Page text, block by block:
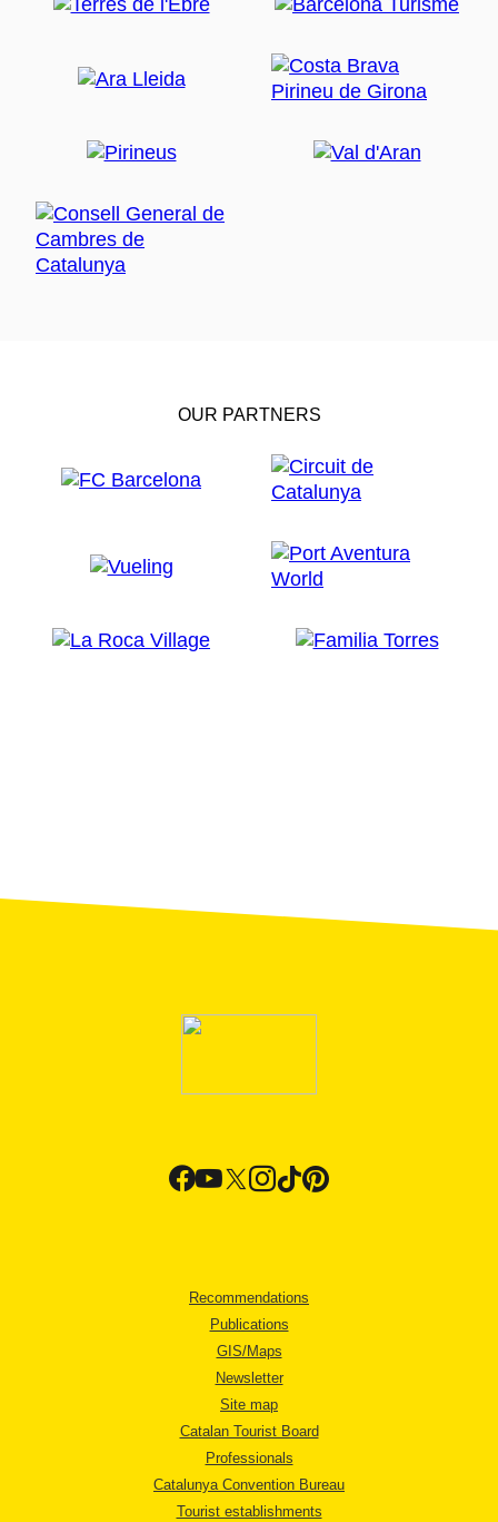
OUR PARTNERS
Recommendations
Publications
GIS/Maps
Newsletter
Site map
Catalan Tourist Board
Professionals
Catalunya Convention Bureau
Tourist establishments